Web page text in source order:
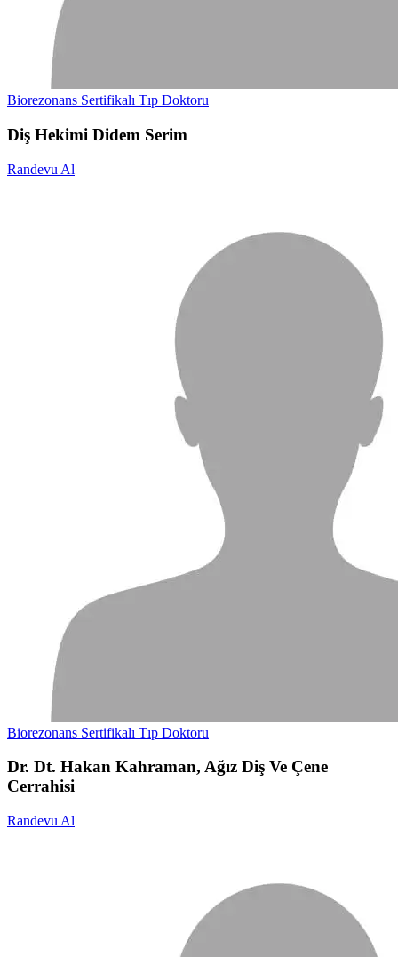
Biorezonans Sertifikalı Tıp Doktoru
Diş Hekimi Didem Serim
Randevu Al
Biorezonans Sertifikalı Tıp Doktoru
Dr. Dt. Hakan Kahraman, Ağız Diş Ve Çene
Cerrahisi
Randevu Al